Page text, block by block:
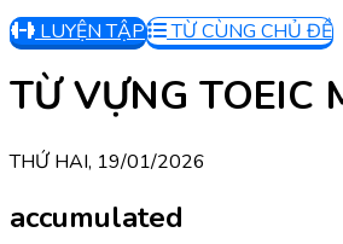
LUYỆN TẬP
TỪ CÙNG CHỦ ĐỀ
TỪ VỰNG TOEIC
THỨ HAI, 19/01/2026
accumulated